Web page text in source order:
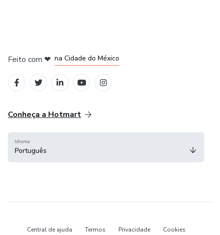
Feito com ❤ na Cidade do México
Conheça a Hotmart
Idioma
Português
Central de ajuda Termos Privacidade Cookies